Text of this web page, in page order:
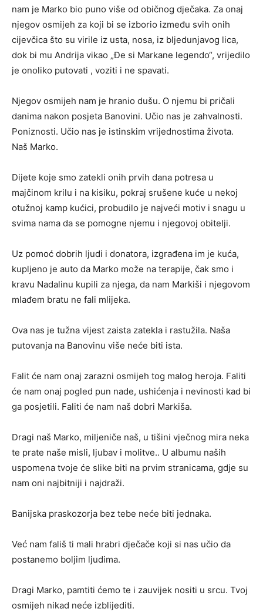
nam je Marko bio puno više od običnog dječaka. Za onaj
njegov osmijeh za koji bi se izborio između svih onih
cijevčica što su virile iz usta, nosa, iz bljedunjavog lica,
dok bi mu Andrija vikao „Đe si Markane legendo“, vrijedilo
je onoliko putovati , voziti i ne spavati.
Njegov osmijeh nam je hranio dušu. O njemu bi pričali
danima nakon posjeta Banovini. Učio nas je zahvalnosti.
Poniznosti. Učio nas je istinskim vrijednostima života.
Naš Marko.
Dijete koje smo zatekli onih prvih dana potresa u
majčinom krilu i na kisiku, pokraj srušene kuće u nekoj
otužnoj kamp kućici, probudilo je najveći motiv i snagu u
svima nama da se pomogne njemu i njegovoj obitelji.
Uz pomoć dobrih ljudi i donatora, izgrađena im je kuća,
kupljeno je auto da Marko može na terapije, čak smo i
kravu Nadalinu kupili za njega, da nam Markiši i njegovom
mlađem bratu ne fali mlijeka.
Ova nas je tužna vijest zaista zatekla i rastužila. Naša
putovanja na Banovinu više neće biti ista.
Falit će nam onaj zarazni osmijeh tog malog heroja. Faliti
će nam onaj pogled pun nade, ushićenja i nevinosti kad bi
ga posjetili. Faliti će nam naš dobri Markiša.
Dragi naš Marko, miljeniče naš, u tišini vječnog mira neka
te prate naše misli, ljubav i molitve.. U albumu naših
uspomena tvoje će slike biti na prvim stranicama, gdje su
nam oni najbitniji i najdraži.
Banijska praskozorja bez tebe neće biti jednaka.
Već nam fališ ti mali hrabri dječače koji si nas učio da
postanemo boljim ljudima.
Dragi Marko, pamtiti ćemo te i zauvijek nositi u srcu. Tvoj
osmijeh nikad neće izblijediti.